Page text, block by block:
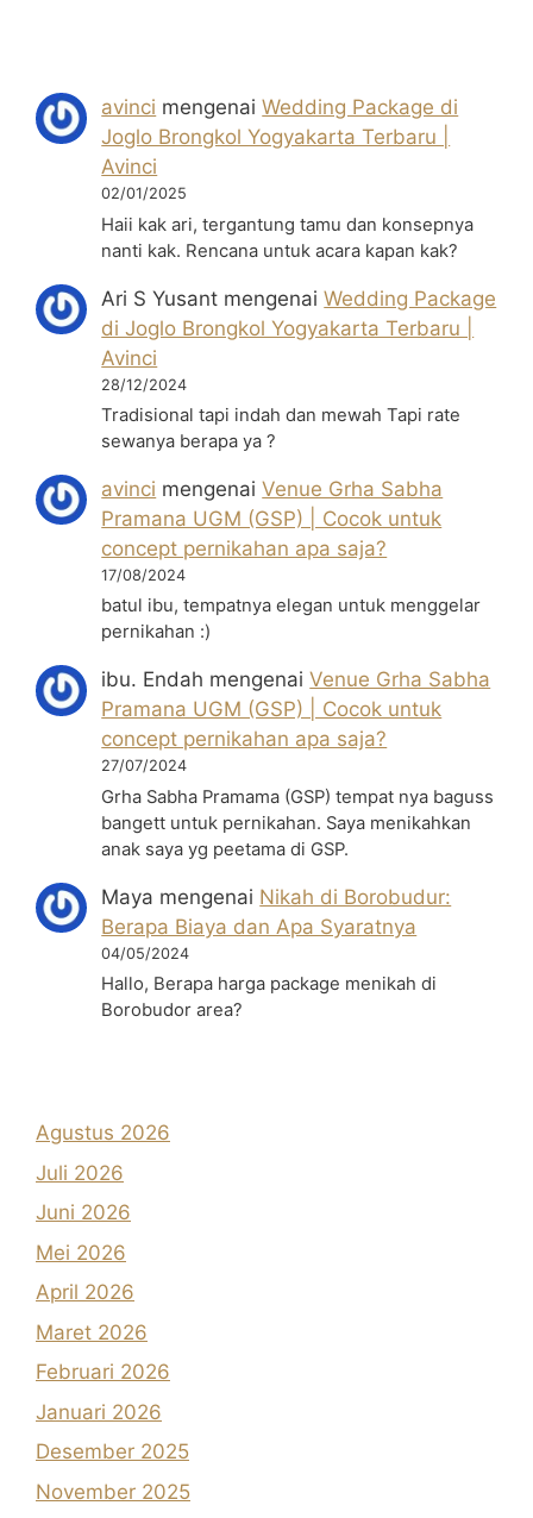
avinci mengenaiWedding Package di
Joglo Brongkol Yogyakarta Terbaru |
Avinci
02/01/2025
Haii kak ari, tergantung tamu dan konsepnya
nanti kak. Rencana untuk acara kapan kak?
Ari S Yusant mengenaiWedding Package
di Joglo Brongkol Yogyakarta Terbaru |
Avinci
28/12/2024
Tradisional tapi indah dan mewah Tapi rate
sewanya berapa ya ?
avinci mengenaiVenue Grha Sabha
Pramana UGM (GSP) | Cocok untuk
concept pernikahan apa saja?
17/08/2024
batul ibu, tempatnya elegan untuk menggelar
pernikahan :)
ibu. Endah mengenaiVenue Grha Sabha
Pramana UGM (GSP) | Cocok untuk
concept pernikahan apa saja?
27/07/2024
Grha Sabha Pramama (GSP) tempat nya baguss
bangett untuk pernikahan. Saya menikahkan
anak saya yg peetama di GSP.
Maya mengenai Nikah di Borobudur:
Berapa Biaya dan Apa Syaratnya
04/05/2024
Hallo, Berapa harga package menikah di
Borobudor area?
Agustus 2026
Juli 2026
Juni 2026
Mei 2026
April 2026
Maret 2026
Februari 2026
Januari 2026
Desember 2025
November 2025